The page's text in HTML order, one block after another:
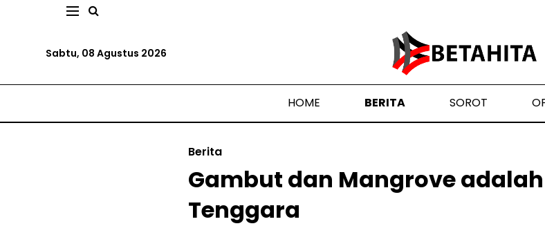
Sabtu, 08 Agustus 2026
HOME BERITA SOROT
Berita
Gambut dan Mangrove
Tenggara